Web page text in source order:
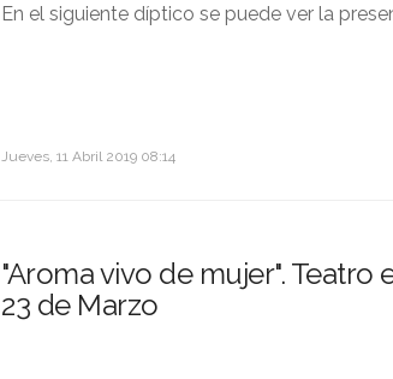
En el siguiente díptico se puede ver la
Jueves, 11 Abril 2019 08:14
"Aroma vivo de mujer". Teatro
23 de Marzo